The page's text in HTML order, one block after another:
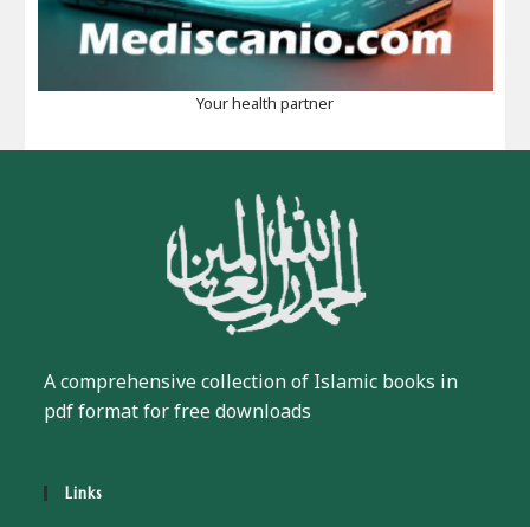
Your health partner
A comprehensive collection of Islamic books in
pdf format for free downloads
Links